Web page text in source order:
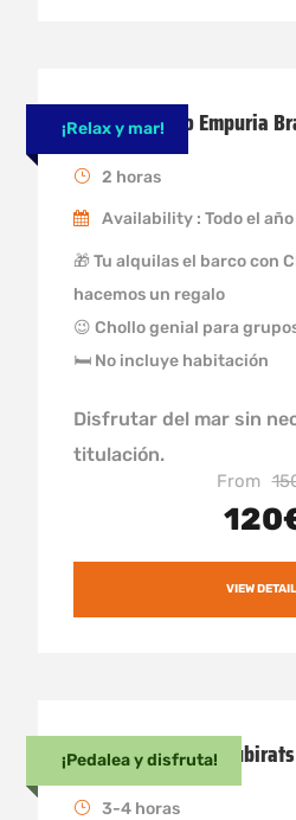
¡Relax y mar!
Alquiler barco Empuria
2 horas
Availability : Todo el año
🎁 Tu alquilas el barco con
hacemos un regalo
😉 Chollo genial para
🛏 No incluye habitación
Disfrutar del mar sin
titulación.
From
VIEW
¡Pedalea y disfruta!
Ruta en bicicleta
3-4 horas